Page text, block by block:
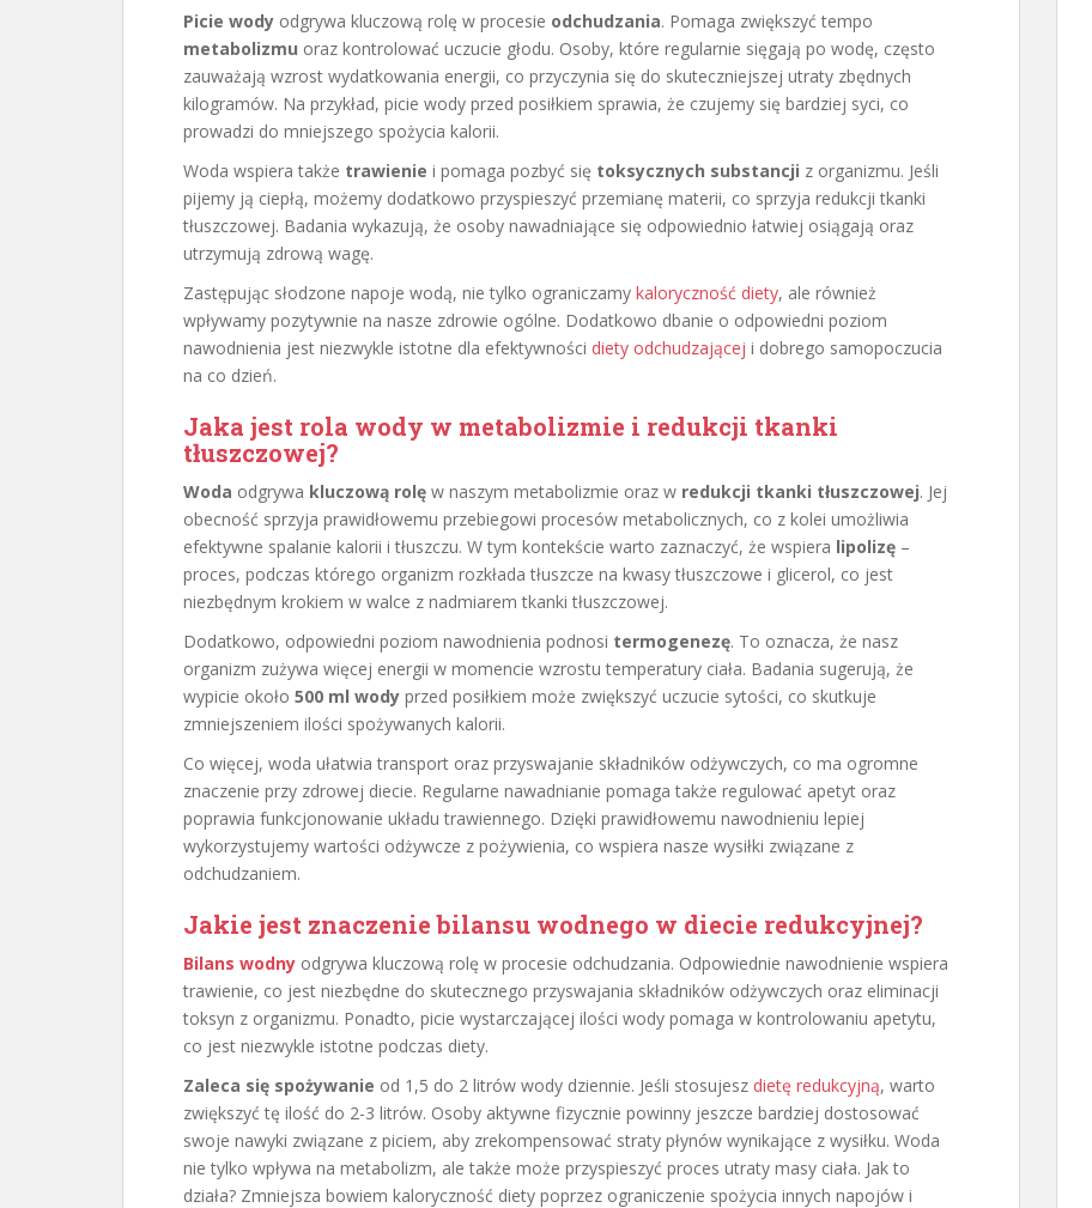
Picie wody odgrywa kluczową rolę w procesie odchudzania. Pomaga zwiększyć tempo
metabolizmu oraz kontrolować uczucie głodu. Osoby, które regularnie sięgają po wodę, często
zauważają wzrost wydatkowania energii, co przyczynia się do skuteczniejszej utraty zbędnych
kilogramów. Na przykład, picie wody przed posiłkiem sprawia, że czujemy się bardziej syci, co
prowadzi do mniejszego spożycia kalorii.
Woda wspiera także trawienie i pomaga pozbyć się toksycznych substancji z organizmu. Jeśli
pijemy ją ciepłą, możemy dodatkowo przyspieszyć przemianę materii, co sprzyja redukcji tkanki
tłuszczowej. Badania wykazują, że osoby nawadniające się odpowiednio łatwiej osiągają oraz
utrzymują zdrową wagę.
Zastępując słodzone napoje wodą, nie tylko ograniczamy kaloryczność diety, ale również
wpływamy pozytywnie na nasze zdrowie ogólne. Dodatkowo dbanie o odpowiedni poziom
nawodnienia jest niezwykle istotne dla efektywności diety odchudzającej i dobrego samopoczucia
na co dzień.
Jaka jest rola wody w metabolizmie i redukcji tkanki
tłuszczowej?
Woda odgrywa kluczową rolę w naszym metabolizmie oraz w redukcji tkanki tłuszczowej. Jej
obecność sprzyja prawidłowemu przebiegowi procesów metabolicznych, co z kolei umożliwia
efektywne spalanie kalorii i tłuszczu. W tym kontekście warto zaznaczyć, że wspiera lipolizę –
proces, podczas którego organizm rozkłada tłuszcze na kwasy tłuszczowe i glicerol, co jest
niezbędnym krokiem w walce z nadmiarem tkanki tłuszczowej.
Dodatkowo, odpowiedni poziom nawodnienia podnosi termogenezę. To oznacza, że nasz
organizm zużywa więcej energii w momencie wzrostu temperatury ciała. Badania sugerują, że
wypicie około 500 ml wody przed posiłkiem może zwiększyć uczucie sytości, co skutkuje
zmniejszeniem ilości spożywanych kalorii.
Co więcej, woda ułatwia transport oraz przyswajanie składników odżywczych, co ma ogromne
znaczenie przy zdrowej diecie. Regularne nawadnianie pomaga także regulować apetyt oraz
poprawia funkcjonowanie układu trawiennego. Dzięki prawidłowemu nawodnieniu lepiej
wykorzystujemy wartości odżywcze z pożywienia, co wspiera nasze wysiłki związane z
odchudzaniem.
Jakie jest znaczenie bilansu wodnego w diecie redukcyjnej?
Bilans wodny odgrywa kluczową rolę w procesie odchudzania. Odpowiednie nawodnienie wspiera
trawienie, co jest niezbędne do skutecznego przyswajania składników odżywczych oraz eliminacji
toksyn z organizmu. Ponadto, picie wystarczającej ilości wody pomaga w kontrolowaniu apetytu,
co jest niezwykle istotne podczas diety.
Zaleca się spożywanie od 1,5 do 2 litrów wody dziennie. Jeśli stosujesz dietę redukcyjną, warto
zwiększyć tę ilość do 2-3 litrów. Osoby aktywne fizycznie powinny jeszcze bardziej dostosować
swoje nawyki związane z piciem, aby zrekompensować straty płynów wynikające z wysiłku. Woda
nie tylko wpływa na metabolizm, ale także może przyspieszyć proces utraty masy ciała. Jak to
działa? Zmniejsza bowiem kaloryczność diety poprzez ograniczenie spożycia innych napojów i